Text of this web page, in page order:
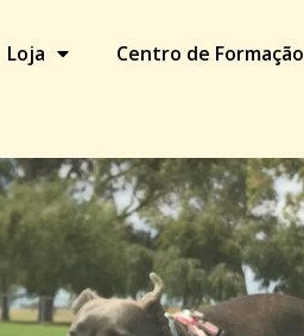
Loja Centro de Formação